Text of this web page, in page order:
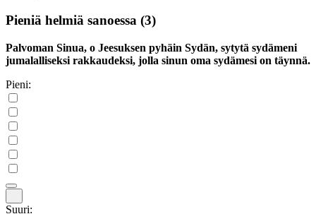
Pieniä helmiä sanoessa (3)
Palvoman Sinua, o Jeesuksen pyhäin Sydän, sytytä sydämeni
jumalalliseksi rakkaudeksi, jolla sinun oma sydämesi on täynnä.
Pieni:
Suuri: